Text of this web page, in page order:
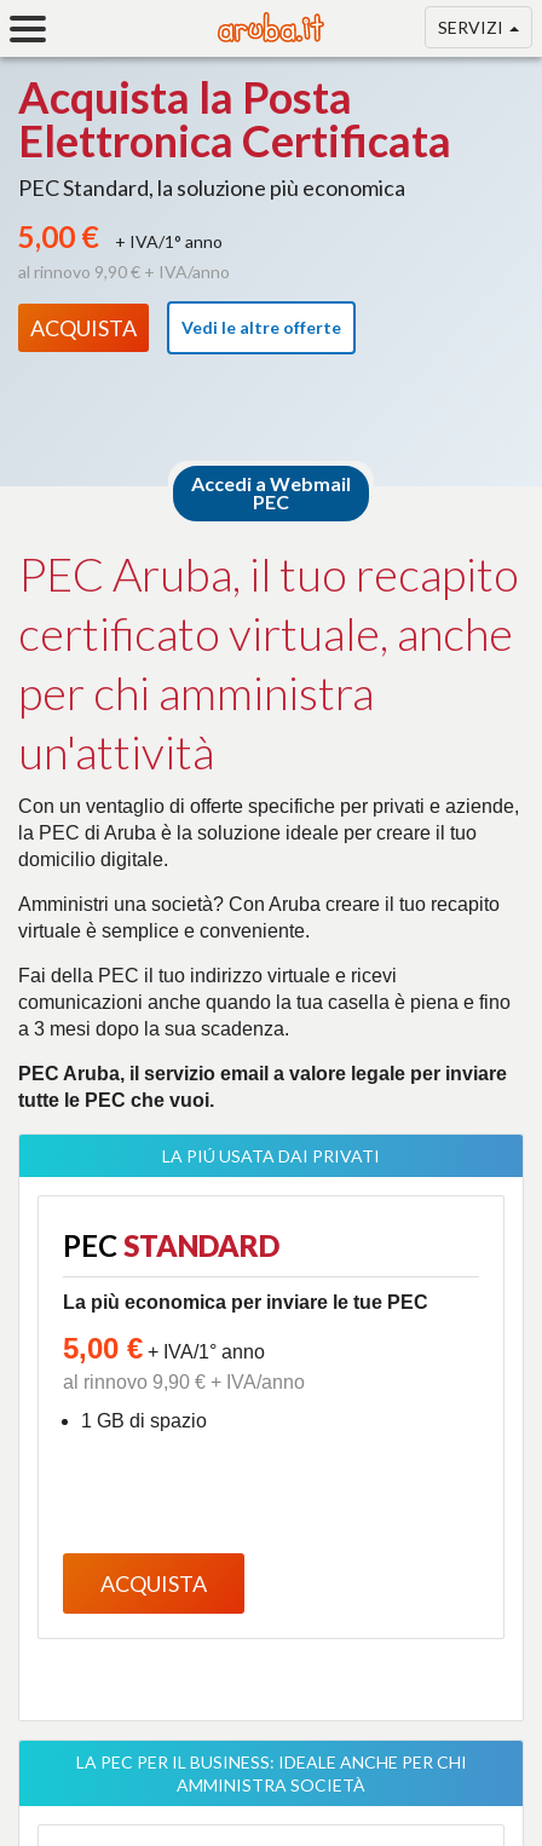
SERVIZI
Acquista la Posta
Elettronica Certificata
PEC Standard, la soluzione più economica
5,00 €
+ IVA/1° anno
al rinnovo 9,90 € + IVA/anno
ACQUISTA Vedi le altre offerte
Accedi a Webmail
PEC
PEC Aruba, il tuo recapito
certificato virtuale, anche
per chi amministra
un'attività
Con un ventaglio di offerte specifiche per privati e aziende,
la PEC di Aruba è la soluzione ideale per creare il tuo
domicilio digitale.
Amministri una società? Con Aruba creare il tuo recapito
virtuale è semplice e conveniente.
Fai della PEC il tuo indirizzo virtuale e ricevi
comunicazioni anche quando la tua casella è piena e fino
a 3 mesi dopo la sua scadenza.
PEC Aruba, il servizio email a valore legale per inviare
tutte le PEC che vuoi.
LA PIÚ USATA DAI PRIVATI
PECSTANDARD
La più economica per inviare le tue PEC
5,00 € + IVA/1° anno
al rinnovo 9,90 € + IVA/anno
1 GB di spazio
ACQUISTA
LA PEC PER IL BUSINESS: IDEALE ANCHE PER CHI
AMMINISTRA SOCIETÀ